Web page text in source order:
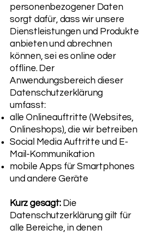
personenbezogener Daten
sorgt dafür, dass wir unsere
Dienstleistungen und Produkte
anbieten und abrechnen
können, sei es online oder
offline. Der
Anwendungsbereich dieser
Datenschutzerklärung
umfasst:
alle Onlineauftritte (Websites,
Onlineshops), die wir betreiben
Social Media Auftritte und E-
Mail-Kommunikation
mobile Apps für Smartphones
und andere Geräte
Kurz gesagt: Die
Datenschutzerklärung gilt für
alle Bereiche, in denen